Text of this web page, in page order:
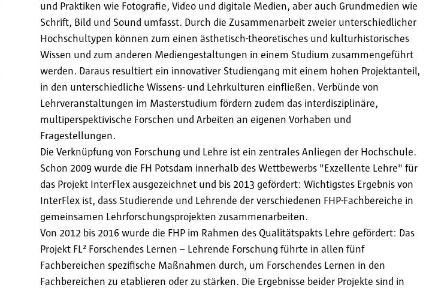
und Praktiken wie Fotografie, Video und digitale Medien, aber auch Grundmedien wie
Schrift, Bild und Sound umfasst. Durch die Zusammenarbeit zweier unterschiedlicher
Hochschultypen können zum einen ästhetisch-theoretisches und kulturhistorisches
Wissen und zum anderen Mediengestaltungen in einem Studium zusammengeführt
werden. Daraus resultiert ein innovativer Studiengang mit einem hohen Projektanteil,
in den unterschiedliche Wissens- und Lehrkulturen einfließen. Verbünde von
Lehrveranstaltungen im Masterstudium fördern zudem das interdisziplinäre,
multiperspektivische Forschen und Arbeiten an eigenen Vorhaben und
Fragestellungen.
Die Verknüpfung von Forschung und Lehre ist ein zentrales Anliegen der Hochschule.
Schon 2009 wurde die FH Potsdam innerhalb des Wettbewerbs "Exzellente Lehre" für
das Projekt InterFlex ausgezeichnet und bis 2013 gefördert: Wichtigstes Ergebnis von
InterFlex ist, dass Studierende und Lehrende der verschiedenen FHP-Fachbereiche in
gemeinsamen Lehrforschungsprojekten zusammenarbeiten.
Von 2012 bis 2016 wurde die FHP im Rahmen des Qualitätspakts Lehre gefördert: Das
Projekt FL² Forschendes Lernen – Lehrende Forschung führte in allen fünf
Fachbereichen spezifische Maßnahmen durch, um Forschendes Lernen in den
Fachbereichen zu etablieren oder zu stärken. Die Ergebnisse beider Projekte sind in